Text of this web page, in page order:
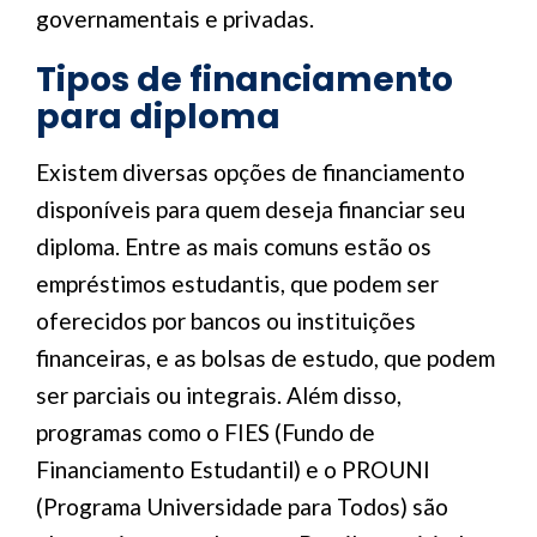
governamentais e privadas.
Tipos de financiamento
para diploma
Existem diversas opções de financiamento
disponíveis para quem deseja financiar seu
diploma. Entre as mais comuns estão os
empréstimos estudantis, que podem ser
oferecidos por bancos ou instituições
financeiras, e as bolsas de estudo, que podem
ser parciais ou integrais. Além disso,
programas como o FIES (Fundo de
Financiamento Estudantil) e o PROUNI
(Programa Universidade para Todos) são